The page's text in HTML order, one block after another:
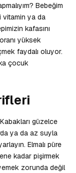
Bebeğim
vitamin ya da
kafasını
yüksek
faydalı oluyor.
çocuk
güzelce
ya da az suyla
Elmalı püre
kadar pişirmek
zorunda değil